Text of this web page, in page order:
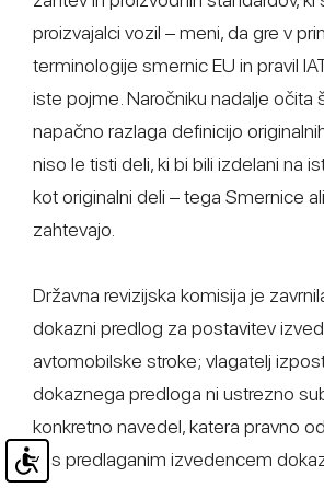
proizvajalci vozil – meni, da gre v
terminologije smernic EU in pravil
iste pojme. Naročniku nadalje očita
napačno razlaga definicijo
niso le tisti deli, ki bi bili izdelani na
kot originalni deli – tega Smernice
zahtevajo.
Državna revizijska komisija je
dokazni predlog za postavitev
avtomobilske stroke; vlagatelj
dokaznega predloga ni ustrezno
konkretno navedel, katera pravno
bi s predlaganim izvedencem